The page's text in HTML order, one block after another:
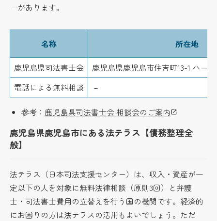
ーがあります。
名称 所在地
鹿児島県司法書士会
鹿児島県鹿児島市住吉町13-1 ハー
電話による無料相談
－
参考： 鹿児島県司法書士会 相談会のご案内
鹿児島県鹿児島市にある法テラス【債務整理全
般】
法テラス（日本司法支援センター）は、収入・資産が一
定以下の人を対象に無料法律相談（原則3回）と弁護
士・司法書士費用の立替えを行う国の機関です。経済的
にお困りの方は法テラスの活用もよいでしょう。ただ